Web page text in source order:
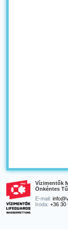
Vízimentők
Önkéntes
E-mail:
Iroda: +36 30